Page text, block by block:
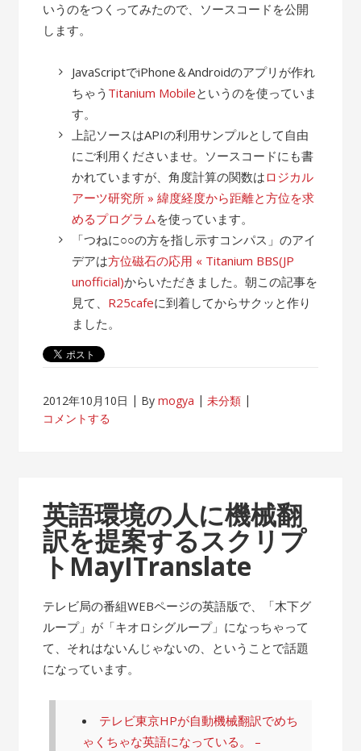
いうのをつくってみたので、ソースコードを公開
します。
JavaScriptでiPhone＆Androidのアプリが作れ
ちゃう Titanium Mobileというのを使っていま
す。
上記ソースはAPIの利用サンプルとして自由
にご利用くださいませ。ソースコードにも書
かれていますが、角度計算の関数はロジカル
アーツ研究所 » 緯度経度から距離と方位を求
めるプログラムを使っています。
「つねに○○の方を指し示すコンパス」のアイ
デアは方位磁石の応用 « Titanium BBS(JP
unofficial)からいただきました。朝この記事を
見て、 R25cafeに到着してからサクッと作り
ました。
2012年10月10日 Bymogya
未分類
コメントする
英語環境の人に機械翻
訳を提案するスクリプ
トMayITranslate
テレビ局の番組WEBページの英語版で、「木下グ
ループ」が「キオロシグループ」になっちゃって
て、それはないんじゃないの、ということで話題
になっています。
テレビ東京HPが自動機械翻訳でめち
ゃくちゃな英語になっている。 –